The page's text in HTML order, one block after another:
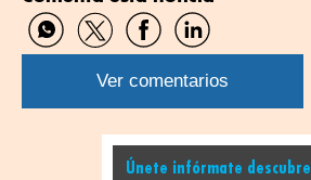
Compartir
por
WhatsApp
Compartir
por
Twitter
Compartir
por
Facebook
Compartir
por
Linkedin
Ver comentarios
Únete infórmate descubre